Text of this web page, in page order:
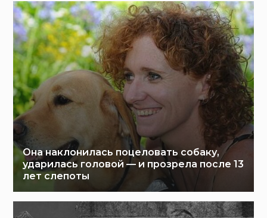
Она наклонилась поцеловать собаку,
ударилась головой — и прозрела после 13
лет слепоты